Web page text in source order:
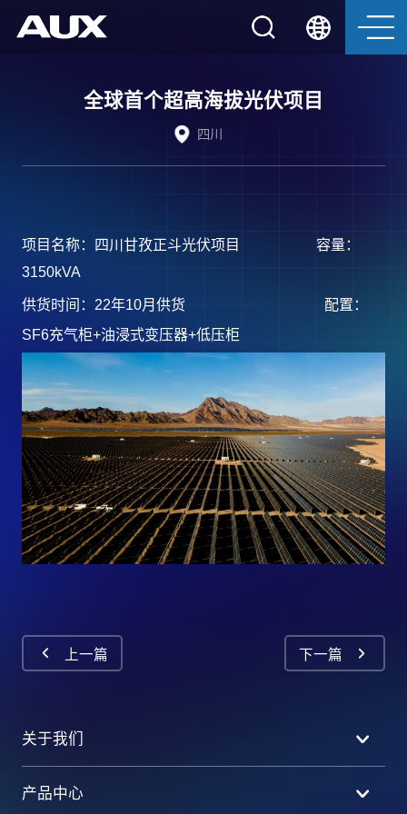
全球首个超高海拔光伏项目
四川
项目名称：四川甘孜正斗光伏项目
容量：
3150kVA
供货时间： 22年10月供货
配置：
SF6充气柜+油浸式变压器+低压柜
上一篇 下一篇
关于我们
产品中心